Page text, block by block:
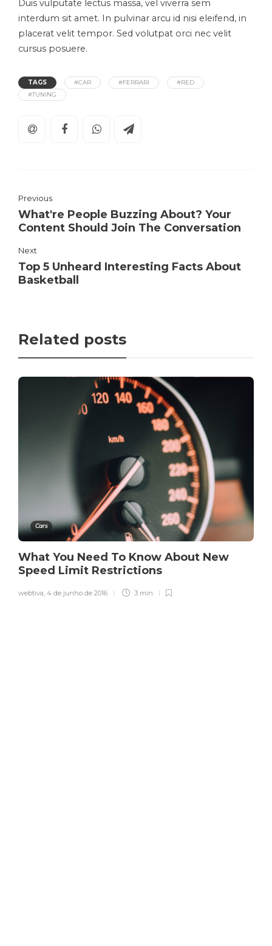
Duis vulputate lectus massa, vel viverra sem
interdum sit amet. In pulvinar arcu id nisi eleifend, in
placerat velit tempor. Sed volutpat orci nec velit
cursus posuere.
TAGS #CAR #FERRARI
#RED
#TUNING
Previous
What're People Buzzing About? Your
Content Should Join The Conversation
Next
Top 5 Unheard Interesting Facts About
Basketball
Related posts
Cars
What You Need To Know About New
Speed Limit Restrictions
webtiva, 4 de junho de 2016 3 min